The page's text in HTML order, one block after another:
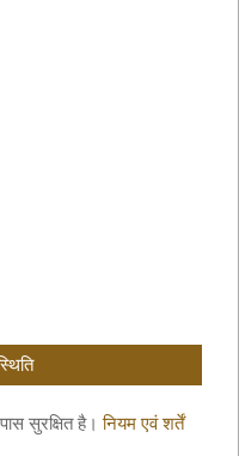
सुरक्षित है।नियम एवं शर्तें